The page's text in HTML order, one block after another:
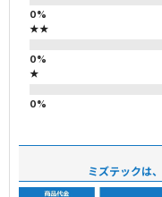
★★
★
ミズテックは、